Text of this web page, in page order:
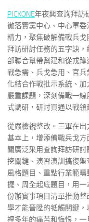
PICKONE年夜興查詢拜訪
徹落實黨中心、中心軍
精力，聚焦破解備戰兵戈
拜訪研討任務的五字訣
部聯合幫帶幫建和從戎
戰急需、兵戈急用、官
化結合作戰批示系統、
嚴重課題，深刻備戰一
式調研，研討買通以戰領
從嚴檢視整改。三軍在
基本上，增添備戰兵戈
關廣泛采用查詢拜訪研
挖關鍵、演習演訓搞復
風格題目、重點行業範
擺、周全起底題目，用
份辦實事項目清單推動
學才能晉陞的牴觸關鍵
裡多年的痛苦和悔恨，